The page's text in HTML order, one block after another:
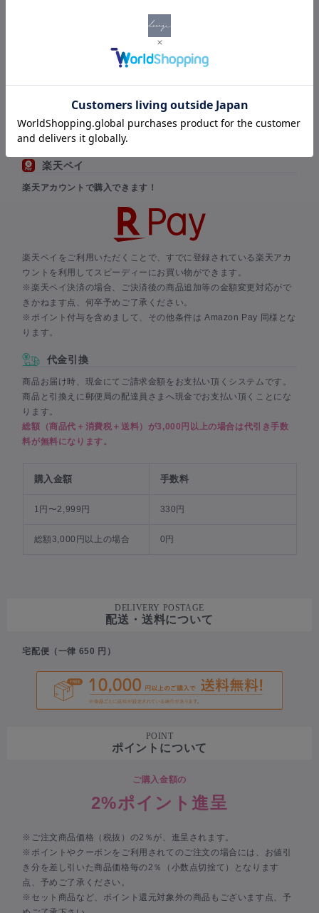
Amazonのアカウントを利用してスピーディーにお買い物ができま
Amazonのアカウントに登録されているお支払い情報と配送先を選
択するだけで、新たな情報を入力することなくお買い物ができま
※Amazon Pay 仕様上、ご決済ページ内に「加算ポイント」の表記
がなされますが、実際には付与されません点、何卒予めご了承くだ
さい。
楽天ペイ
楽天アカウントで購入できます！
楽天ペイをご利用いただくことで、すでに登録されている楽天アカ
ウントを利用してスピーディーにお買い物ができます。
※楽天ペイ決済の場合、ご決済後の商品追加等の金額変更対応がで
きかねます点、何卒予めご了承ください。
※ポイント付与を含めまして、その他条件は Amazon Pay 同様とな
ります。
代金引換
商品お届け時、現金にてご請求金額をお支払い頂くシステムです。
商品と引換えに郵便局の配達員さまへ現金でお支払い頂くことにな
ります。
総額（商品代＋消費税＋送料）が3,000円以上の場合は代引き手数
料が無料になります。
購入金額 手数料
1円〜2,999円 330円
総額3,000円以上の場合 0円
DELIVERY POSTAGE
配送・送料について
宅配便（一律 650 円）
POINT
ポイントについて
ご購入金額の
2%ポイント進呈
※ご注文商品価格（税抜）の2％が、進呈されます。
※ポイントやクーポンをご利用されてのご注文の場合には、お値引
き分を差し引いた商品価格毎の2％（小数点切捨て）となります
点、予めご了承ください。
※セット商品など、ポイント還元対象外の商品もございます点、予